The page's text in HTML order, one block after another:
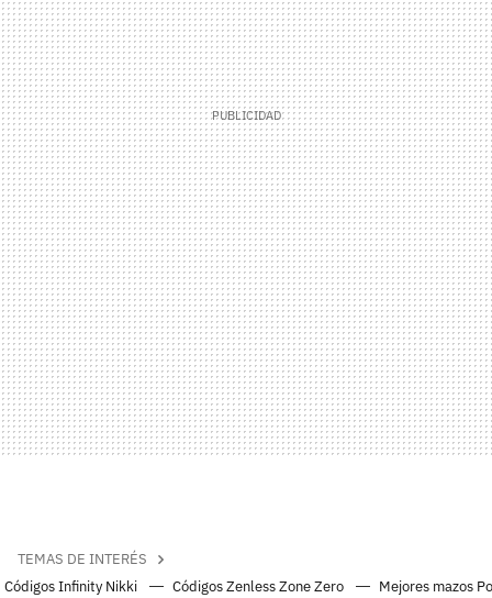
TEMAS DE INTERÉS
Códigos Infinity Nikki
Códigos Zenless Zone Zero Mejores mazos